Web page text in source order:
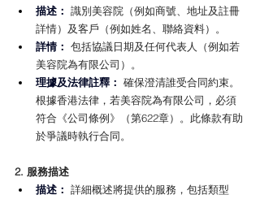
描述： 識別美容院（例如商號、地址及註冊
詳情）及客戶（例如姓名、聯絡資料）。
詳情： 包括協議日期及任何代表人（例如若
美容院為有限公司）。
理據及法律註釋： 確保澄清誰受合同約束。
根據香港法律，若美容院為有限公司，必須
符合《公司條例》（第622章）。此條款有助
於爭議時執行合同。
2. 服務描述
描述： 詳細概述將提供的服務，包括類型